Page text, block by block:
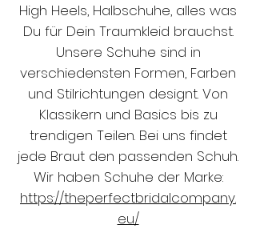
High Heels, Halbschuhe, alles was
Du für Dein Traumkleid brauchst.
Unsere Schuhe sind in
verschiedensten Formen, Farben
und Stilrichtungen designt. Von
Klassikern und Basics bis zu
trendigen Teilen. Bei uns findet
jede Braut den passenden Schuh.
Wir haben Schuhe der Marke:
https://theperfectbridalcompany.
eu/